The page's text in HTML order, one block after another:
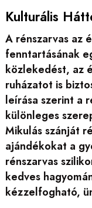
Kulturális
A rénszarvas az
fenntartásának
közlekedést, az
ruházatot is
leírása szerint a
különleges
Mikulás szánját
ajándékokat a
rénszarvas
kedves
kézzelfogható,